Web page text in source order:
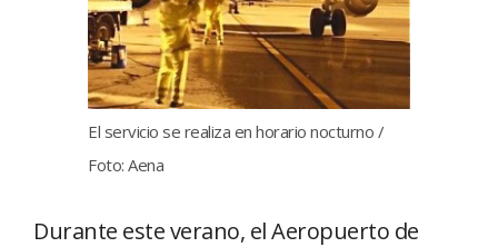
El servicio se realiza en horario nocturno /
Foto: Aena
Durante este verano, el Aeropuerto de